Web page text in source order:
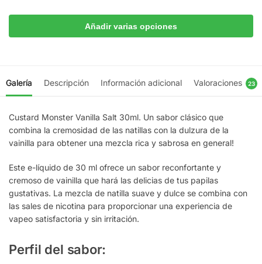
Añadir varias opciones
Galería Descripción Información adicional Valoraciones 23
Custard Monster Vanilla Salt 30ml. Un sabor clásico que
combina la cremosidad de las natillas con la dulzura de la
vainilla para obtener una mezcla rica y sabrosa en general!
Este e-líquido de 30 ml ofrece un sabor reconfortante y
cremoso de vainilla que hará las delicias de tus papilas
gustativas. La mezcla de natilla suave y dulce se combina con
las sales de nicotina para proporcionar una experiencia de
vapeo satisfactoria y sin irritación.
Perfil del sabor: